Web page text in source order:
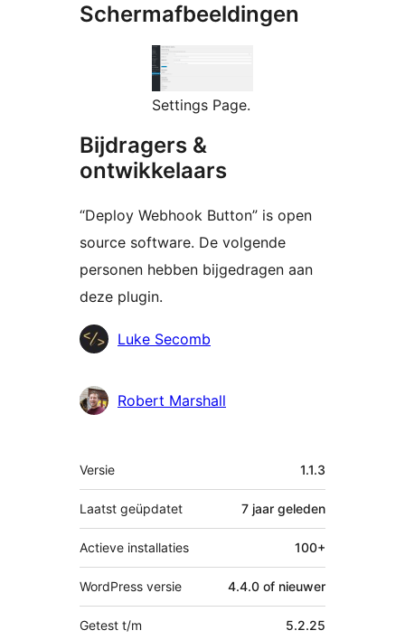
Schermafbeeldingen
Settings Page.
Bijdragers &
ontwikkelaars
“Deploy Webhook Button” is open
source software. De volgende
personen hebben bijgedragen aan
deze plugin.
BijdragersLuke Secomb
Robert Marshall
Meta
Versie 1.1.3
Laatst geüpdatet 7 jaar geleden
Actieve installaties 100+
WordPress versie 4.4.0 of nieuwer
Getest t/m 5.2.25